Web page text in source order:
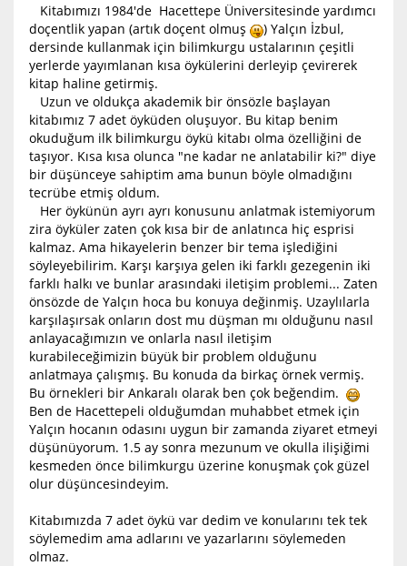
Kitabımızı 1984'de Hacettepe Üniversitesinde yardımcı
doçentlik yapan (artık doçent olmuş
) Yalçın İzbul,
dersinde kullanmak için bilimkurgu ustalarının çeşitli
yerlerde yayımlanan kısa öykülerini derleyip çevirerek
kitap haline getirmiş.
Uzun ve oldukça akademik bir önsözle başlayan
kitabımız 7 adet öyküden oluşuyor. Bu kitap benim
okuduğum ilk bilimkurgu öykü kitabı olma özelliğini de
taşıyor. Kısa kısa olunca "ne kadar ne anlatabilir ki?" diye
bir düşünceye sahiptim ama bunun böyle olmadığını
tecrübe etmiş oldum.
Her öykünün ayrı ayrı konusunu anlatmak istemiyorum
zira öyküler zaten çok kısa bir de anlatınca hiç esprisi
kalmaz. Ama hikayelerin benzer bir tema işlediğini
söyleyebilirim. Karşı karşıya gelen iki farklı gezegenin iki
farklı halkı ve bunlar arasındaki iletişim problemi... Zaten
önsözde de Yalçın hoca bu konuya değinmiş. Uzaylılarla
karşılaşırsak onların dost mu düşman mı olduğunu nasıl
anlayacağımızın ve onlarla nasıl iletişim
kurabileceğimizin büyük bir problem olduğunu
anlatmaya çalışmış. Bu konuda da birkaç örnek vermiş.
Bu örnekleri bir Ankaralı olarak ben çok beğendim.
Ben de Hacettepeli olduğumdan muhabbet etmek için
Yalçın hocanın odasını uygun bir zamanda ziyaret etmeyi
düşünüyorum. 1.5 ay sonra mezunum ve okulla ilişiğimi
kesmeden önce bilimkurgu üzerine konuşmak çok güzel
olur düşüncesindeyim.
Kitabımızda 7 adet öykü var dedim ve konularını tek tek
söylemedim ama adlarını ve yazarlarını söylemeden
olmaz.